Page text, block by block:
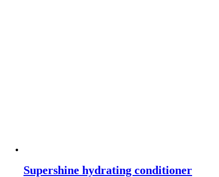
Supershine hydrating conditioner